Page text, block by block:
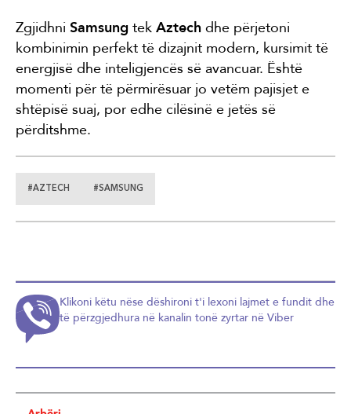
Zgjidhni Samsung tek Aztech dhe përjetoni
kombinimin perfekt të dizajnit modern, kursimit të
energjisë dhe inteligjencës së avancuar. Është
momenti për të përmirësuar jo vetëm pajisjet e
shtëpisë suaj, por edhe cilësinë e jetës së
përditshme.
#AZTECH #SAMSUNG
Klikoni këtu nëse dëshironi t'i lexoni lajmet e fundit dhe
të përzgjedhura në kanalin tonë zyrtar në Viber